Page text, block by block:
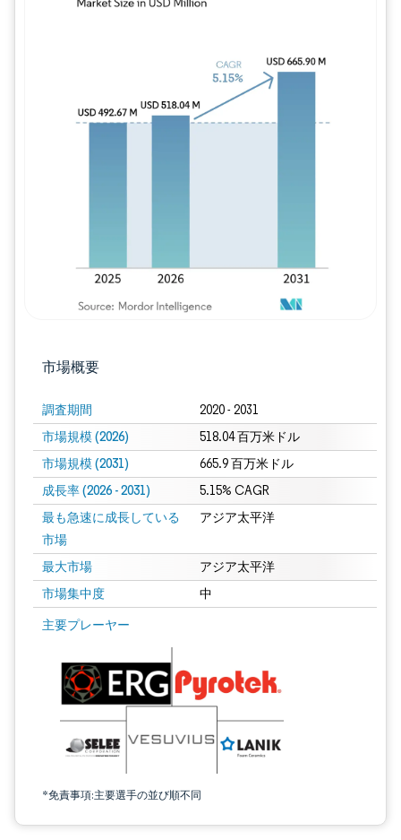
市場概要
調査期間 2020 - 2031
市場規模 (2026) 518.04 百万米ドル
市場規模 (2031) 665.9 百万米ドル
成長率 (2026 - 2031) 5.15% CAGR
最も急速に成長している
市場
アジア太平洋
最大市場 アジア太平洋
市場集中度 中
主要プレーヤー
*免責事項:主要選手の並び順不同
画像 © Mordor Intelligence。再利用にはCC BY 4.0の表示が必要です。